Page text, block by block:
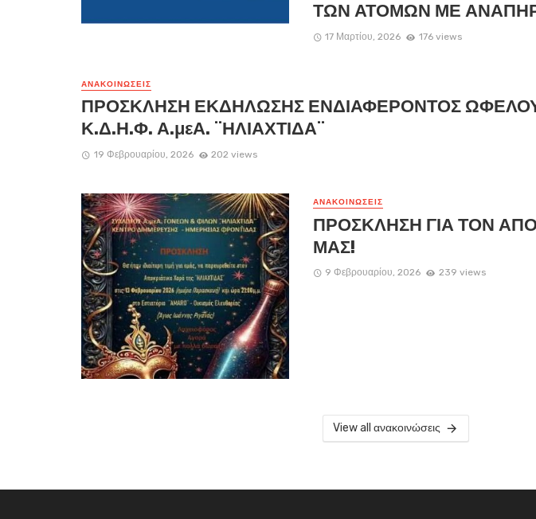
ΤΩΝ ΑΤΟΜΩΝ ΜΕ
17 Μαρτίου, 2026 176 views
ΑΝΑΚΟΙΝΏΣΕΙΣ
ΠΡΟΣΚΛΗΣΗ ΕΚΔΗΛΩΣΗΣ ΕΝΔΙΑΦΕΡΟΝΤΟΣ
Κ.Δ.Η.Φ. Α.μεΑ. ¨ΗΛΙΑΧΤΙΔΑ¨
19 Φεβρουαρίου, 2026 202 views
ΑΝΑΚΟΙΝΏΣΕΙΣ
ΠΡΟΣΚΛΗΣΗ ΓΙΑ ΤΟΝ
ΜΑΣ!
9 Φεβρουαρίου, 2026 239 views
View all ανακοινώσεις